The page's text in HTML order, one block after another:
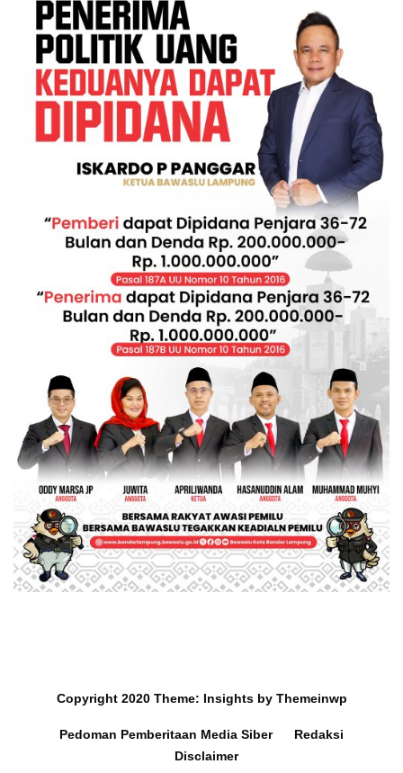
Copyright 2020 Theme: Insightsby Themeinwp
Pedoman Pemberitaan Media Siber
Redaksi
Disclaimer